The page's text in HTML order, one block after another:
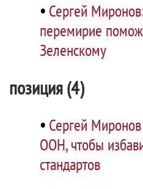
• Сергей
перемирие
Зеленскому
позиция (4)
• Сергей
ООН, чтобы
стандартов